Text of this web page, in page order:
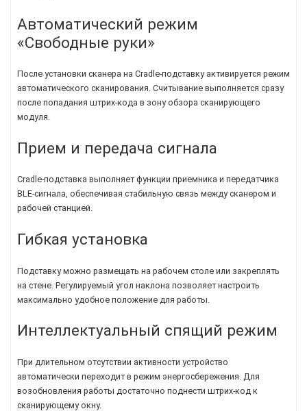
Автоматический режим
«Свободные руки»
После установки сканера на Cradle-подставку активируется режим
автоматического сканирования. Считывание выполняется сразу
после попадания штрих-кода в зону обзора сканирующего
модуля.
Прием и передача сигнала
Cradle-подставка выполняет функции приемника и передатчика
BLE-сигнала, обеспечивая стабильную связь между сканером и
рабочей станцией.
Гибкая установка
Подставку можно размещать на рабочем столе или закреплять
на стене. Регулируемый угол наклона позволяет настроить
максимально удобное положение для работы.
Интеллектуальный спящий режим
При длительном отсутствии активности устройство
автоматически переходит в режим энергосбережения. Для
возобновления работы достаточно поднести штрих-код к
сканирующему окну.